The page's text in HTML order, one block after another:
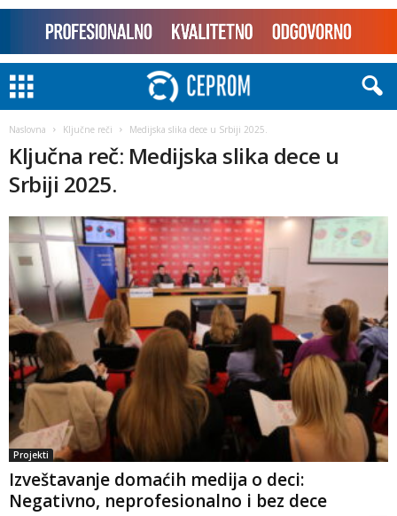
Naslovna Ključne reči Medijska slika dece u Srbiji 2025.
Ključna reč: Medijska slika dece u
Srbiji 2025.
Projekti
Izveštavanje domaćih medija o deci:
Negativno, neprofesionalno i bez dece